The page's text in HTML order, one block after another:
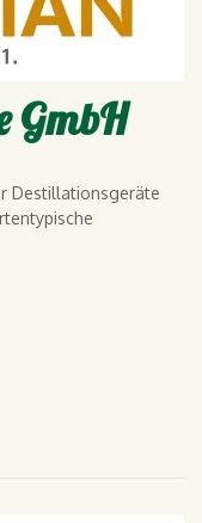
GmbH
Destillationsgeräte